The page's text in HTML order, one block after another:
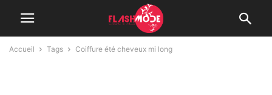
Accueil Tags Coiffure été cheveux mi long